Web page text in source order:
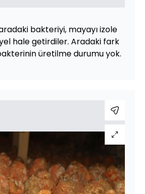
bakteriyi, mayayı izole
hale getirdiler. Aradaki fark
üretilme durumu yok.